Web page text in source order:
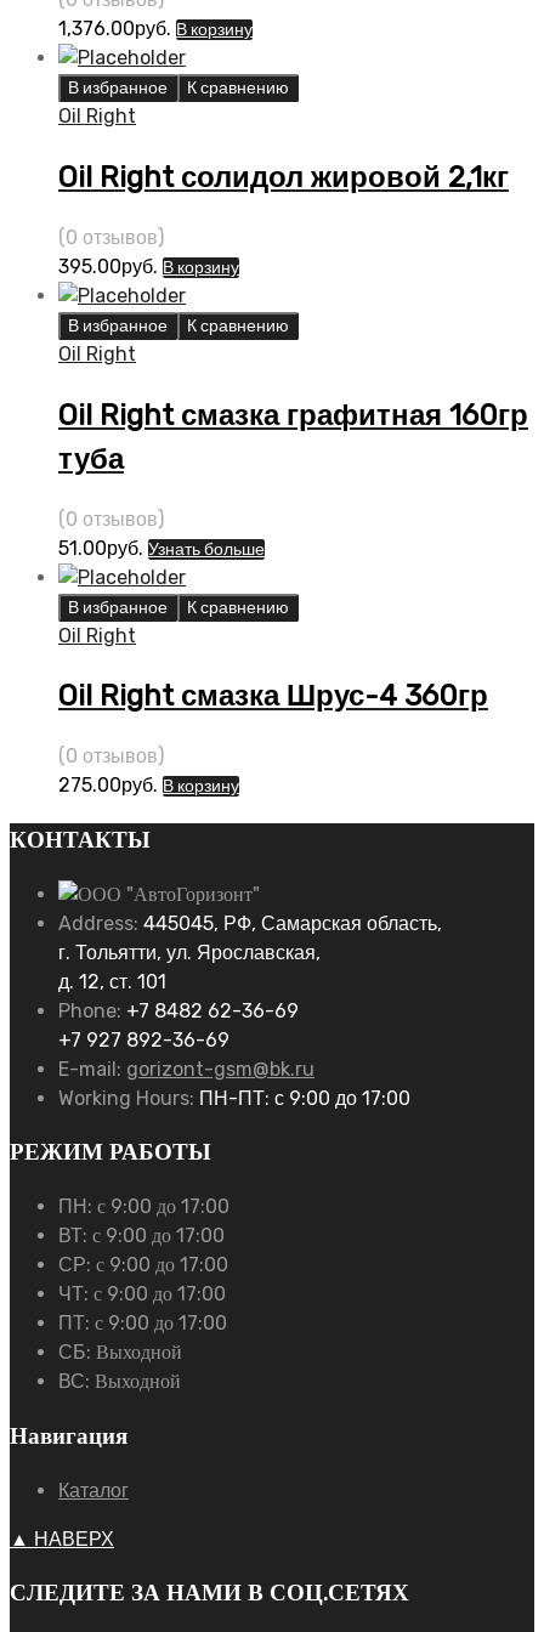
1,376.00руб. В корзину
В избранное К сравнению
Oil Right
Oil Right солидол жировой 2,1кг
(0 отзывов)
395.00руб. В корзину
В избранное К сравнению
Oil Right
Oil Right смазка графитная 160гр
туба
(0 отзывов)
51.00руб. Узнать больше
В избранное К сравнению
Oil Right
Oil Right смазка Шрус-4 360гр
(0 отзывов)
275.00руб. В корзину
КОНТАКТЫ
Address: 445045, РФ, Самарская область,
г. Тольятти, ул. Ярославская,
д. 12, ст. 101
Phone: +7 8482 62-36-69
+7 927 892-36-69
E-mail: gorizont-gsm@bk.ru
Working Hours: ПН-ПТ: с 9:00 до 17:00
РЕЖИМ РАБОТЫ
ПН: с 9:00 до 17:00
ВТ: с 9:00 до 17:00
СР: с 9:00 до 17:00
ЧТ: с 9:00 до 17:00
ПТ: с 9:00 до 17:00
СБ: Выходной
ВС: Выходной
Навигация
Каталог
▲ НАВЕРХ
СЛЕДИТЕ ЗА НАМИ В СОЦ.СЕТЯХ